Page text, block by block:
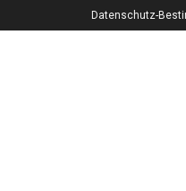
Datenschutz-